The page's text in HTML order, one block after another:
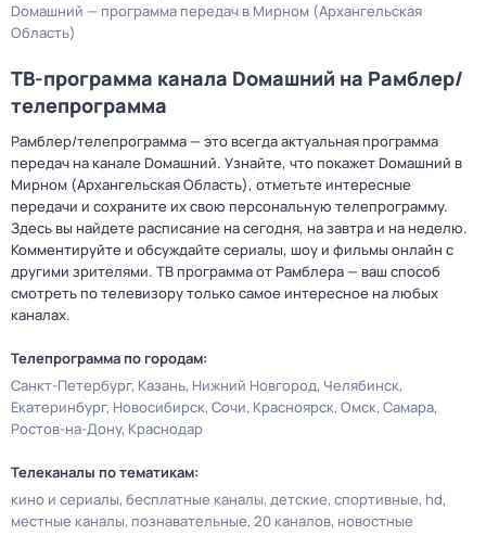
Dомашний — программа передач в Мирном (Архангельская
Область)
ТВ-программа канала Dомашний на Рамблер/
телепрограмма
Рамблер/телепрограмма — это всегда актуальная программа
передач на канале Dомашний. Узнайте, что покажет Dомашний в
Мирном (Архангельская Область), отметьте интересные
передачи и сохраните их свою персональную телепрограмму.
Здесь вы найдете расписание на сегодня, на завтра и на неделю.
Комментируйте и обсуждайте сериалы, шоу и фильмы онлайн с
другими зрителями. ТВ программа от Рамблера — ваш способ
смотреть по телевизору только самое интересное на любых
каналах.
Телепрограмма по городам:
Санкт-Петербург Казань Нижний Новгород Челябинск
Екатеринбург Новосибирск Сочи Красноярск Омск Самара
Ростов-на-Дону Краснодар
Телеканалы по тематикам:
кино и сериалы бесплатные каналы детские спортивные hd
местные каналы познавательные 20 каналов новостные